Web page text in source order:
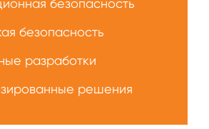
безопасность
разработки
решения